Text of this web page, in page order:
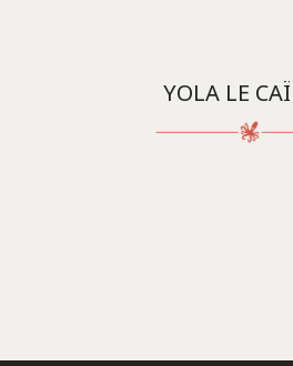
YOLA LE